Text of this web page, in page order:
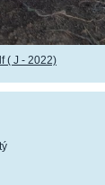
( J - 2022)